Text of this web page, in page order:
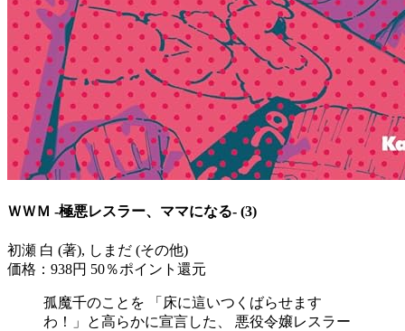
ＷＷＭ -極悪レスラー、ママになる- (3)
初瀬 白 (著), しまだ (その他)
価格：938円 50％ポイント還元
孤魔千のことを 「床に這いつくばらせます
わ！」と高らかに宣言した、 悪役令嬢レスラー